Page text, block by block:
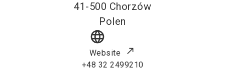
41-500 Chorzów
Polen
language
Website
+48 32 2499210